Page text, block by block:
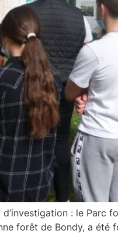
: le Parc
forêt de Bondy, a